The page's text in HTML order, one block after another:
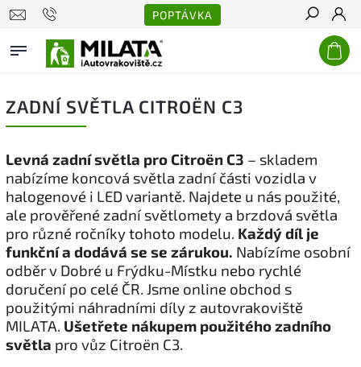
POPTÁVKA
Hledat
ZADNÍ SVĚTLA CITROËN C3
Levná zadní světla pro Citroën C3 – skladem
nabízíme koncová světla zadní části vozidla v
halogenové i LED variantě. Najdete u nás použité,
ale prověřené zadní světlomety a brzdová světla
pro různé ročníky tohoto modelu. Každý díl je
funkční a dodává se se zárukou. Nabízíme osobní
odběr v Dobré u Frýdku-Místku nebo rychlé
doručení po celé ČR. Jsme online obchod s
použitými náhradními díly z autovrakoviště
MILATA. Ušetřete nákupem použitého zadního
světla pro vůz Citroën C3.